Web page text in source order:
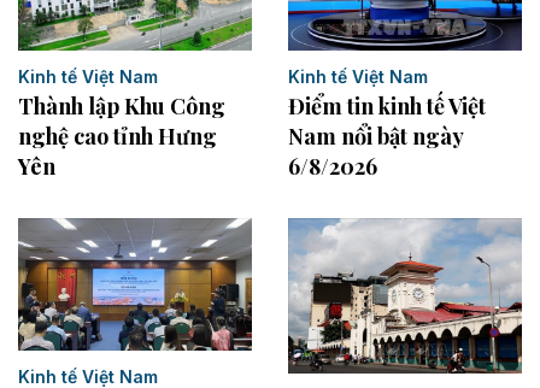
Kinh tế Việt Nam
Thành lập Khu Công
nghệ cao tỉnh Hưng
Yên
Kinh tế Việt Nam
Điểm tin kinh tế Việt
Nam nổi bật ngày
6/8/2026
Kinh tế Việt Nam